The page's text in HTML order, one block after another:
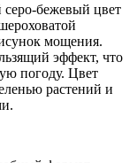
бежевый цвет
мощения.
эффект, что
погоду. Цвет
растений и